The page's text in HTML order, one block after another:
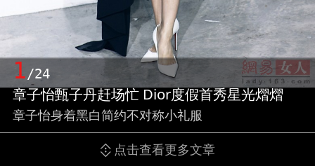
1/24
章子怡甄子丹赶场忙 Dior度假首秀星光熠熠
章子怡身着黑白简约不对称小礼服
点击查看更多文章